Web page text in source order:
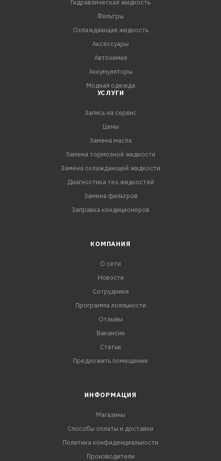
Гидравлическая жидкость
Фильтры
Охлаждающая жидкость
Аксессуары
Автохимия
Аккумуляторы
Модная одежда
УСЛУГИ
Запись на сервис
Цены
Замена масла
Замена тормозной жидкости
Замена охлаждающей жидкости
Диагностика тех.жидкостей
Замена фильтров
Заправка кондиционеров
КОМПАНИЯ
О сети
Новости
Сотрудники
Программа лояльности
Отзывы
Вакансии
Статьи
Предложить помещение
ИНФОРМАЦИЯ
Магазины
Способы оплаты и доставки
Политика конфиденциальности
Производители